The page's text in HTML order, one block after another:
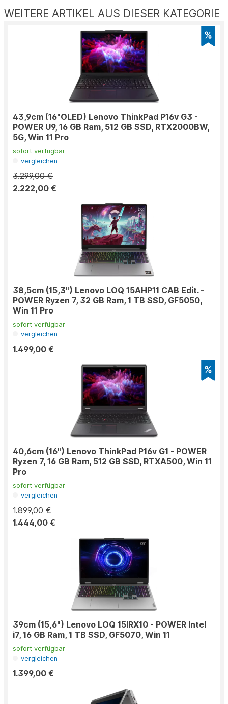
WEITERE ARTIKEL AUS DIESER KATEGORIE
43,9cm (16"OLED) Lenovo ThinkPad P16v G3 -
POWER U9, 16 GB Ram, 512 GB SSD, RTX2000BW,
5G, Win 11 Pro
sofort verfügbar
vergleichen
3.299,00 €
2.222,00 €
38,5cm (15,3") Lenovo LOQ 15AHP11 CAB Edit. -
POWER Ryzen 7, 32 GB Ram, 1 TB SSD, GF5050,
Win 11 Pro
sofort verfügbar
vergleichen
1.499,00 €
40,6cm (16") Lenovo ThinkPad P16v G1 - POWER
Ryzen 7, 16 GB Ram, 512 GB SSD, RTXA500, Win 11
Pro
sofort verfügbar
vergleichen
1.899,00 €
1.444,00 €
39cm (15,6") Lenovo LOQ 15IRX10 - POWER Intel
i7, 16 GB Ram, 1 TB SSD, GF5070, Win 11
sofort verfügbar
vergleichen
1.399,00 €